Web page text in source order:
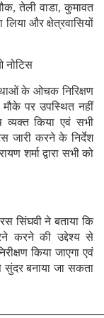
तेली वाडा, कुमावत
और क्षेत्रवासियों
नोटिस
के ओचक निरिक्षण
पर उपस्थित नहीं
व्यक्त किया एवं सभी
जारी करने के निर्देश
शर्मा द्वारा सभी को
सिंघवी ने बताया कि
करने की उद्देश्य से
किया जाएगा एवं
सुंदर बनाया जा सकता